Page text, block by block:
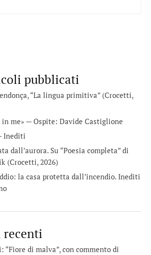
pubblicati
“La lingua primitiva” (Crocetti,
in me» — Ospite: Davide Castiglione
Inediti
dall’aurora. Su “Poesia completa” di
(Crocetti, 2026)
la casa protetta dall’incendio. Inediti
recenti
“Fiore di malva”, con commento di